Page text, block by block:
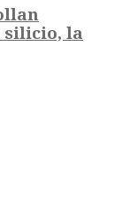
silicio, la